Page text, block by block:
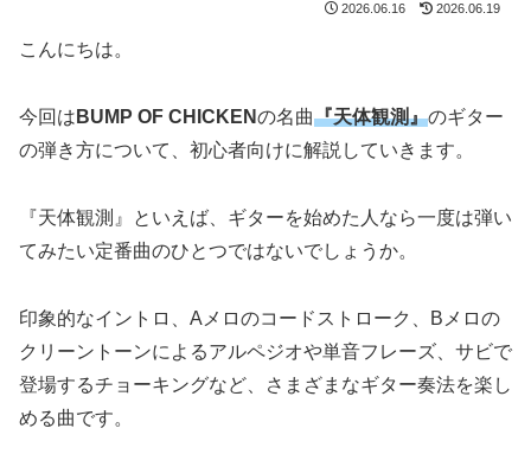
2026.06.16 2026.06.19
こんにちは。
今回は BUMP OF CHICKENの名曲『天体観測』のギター
の弾き方について、初心者向けに解説していきます。
『天体観測』といえば、ギターを始めた人なら一度は弾い
てみたい定番曲のひとつではないでしょうか。
印象的なイントロ、Aメロのコードストローク、Bメロの
クリーントーンによるアルペジオや単音フレーズ、サビで
登場するチョーキングなど、さまざまなギター奏法を楽し
める曲です。